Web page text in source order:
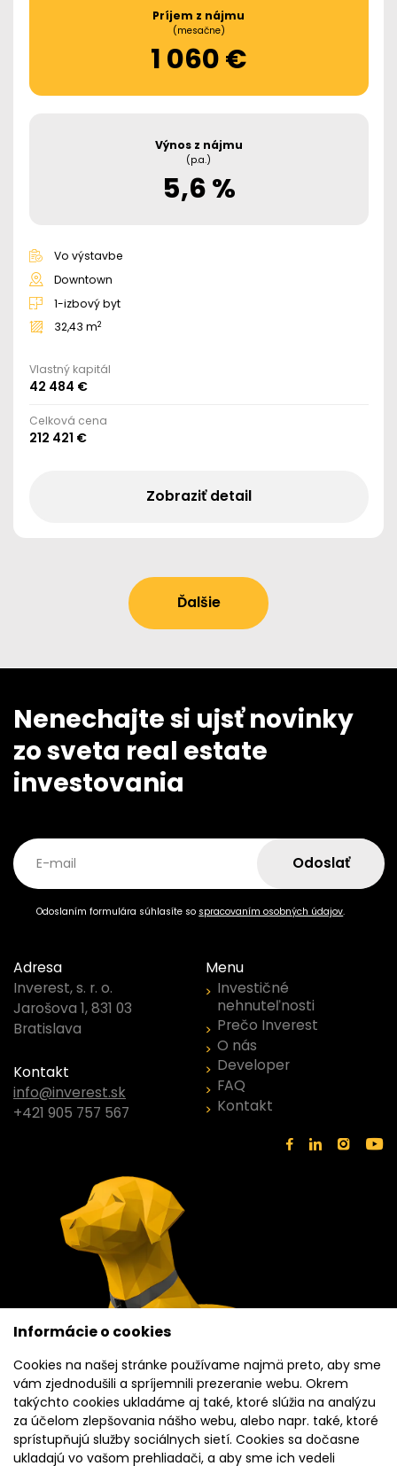
Príjem z nájmu
(mesačne)
1 060 €
Výnos z nájmu
(p.a.)
5,6 %
Vo výstavbe
Downtown
1-izbový byt
32,43 m2
Vlastný kapitál
42 484 €
Celková cena
212 421 €
Zobraziť detail
Ďalšie
Nenechajte si ujsť novinky
zo sveta real estate
investovania
E-mail Odoslať
Odoslaním formulára súhlasíte so spracovaním osobných údajov.
Adresa
Inverest, s. r. o.
Jarošova 1, 831 03
Bratislava
Kontakt
info@inverest.sk
+421 905 757 567
Menu
Investičné
nehnuteľnosti
Prečo Inverest
O nás
Developer
FAQ
Kontakt
Informácie o cookies
Cookies na našej stránke používame najmä preto, aby sme
vám zjednodušili a spríjemnili prezeranie webu. Okrem
takýchto cookies ukladáme aj také, ktoré slúžia na analýzu
za účelom zlepšovania nášho webu, alebo napr. také, ktoré
sprístupňujú služby sociálnych sietí. Cookies sa dočasne
ukladajú vo vašom prehliadači, a aby sme ich vedeli